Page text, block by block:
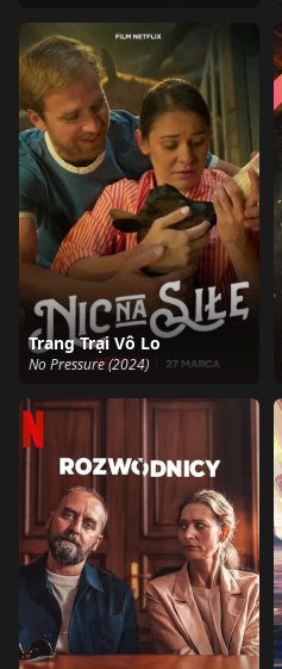
Trang Trại Vô Lo
No Pressure (2024)